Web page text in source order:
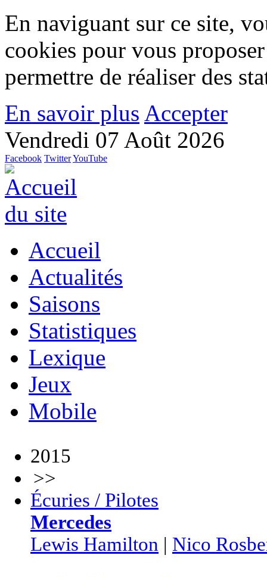
En naviguant sur ce site,
cookies pour vous
permettre de réaliser des
En savoir plus Accepter
Vendredi 07 Août 2026
Facebook TwitterYouTube
Accueil
Actualités
Saisons
Statistiques
Lexique
Jeux
Mobile
2015
>>
Écuries / Pilotes
Mercedes
Lewis Hamilton | Nico